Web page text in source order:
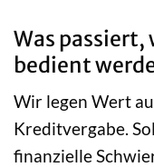
Was
bedient
Wir legen Wert
Kreditvergabe.
finanzielle